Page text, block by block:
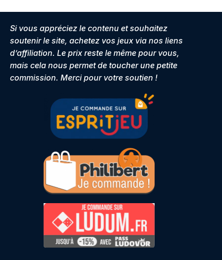
Si vous appréciez le contenu et souhaitez
soutenir le site, achetez vos jeux via nos liens
d’affiliation. Le prix reste le même pour vous,
mais cela nous permet de toucher une petite
commission. Merci pour votre soutien !